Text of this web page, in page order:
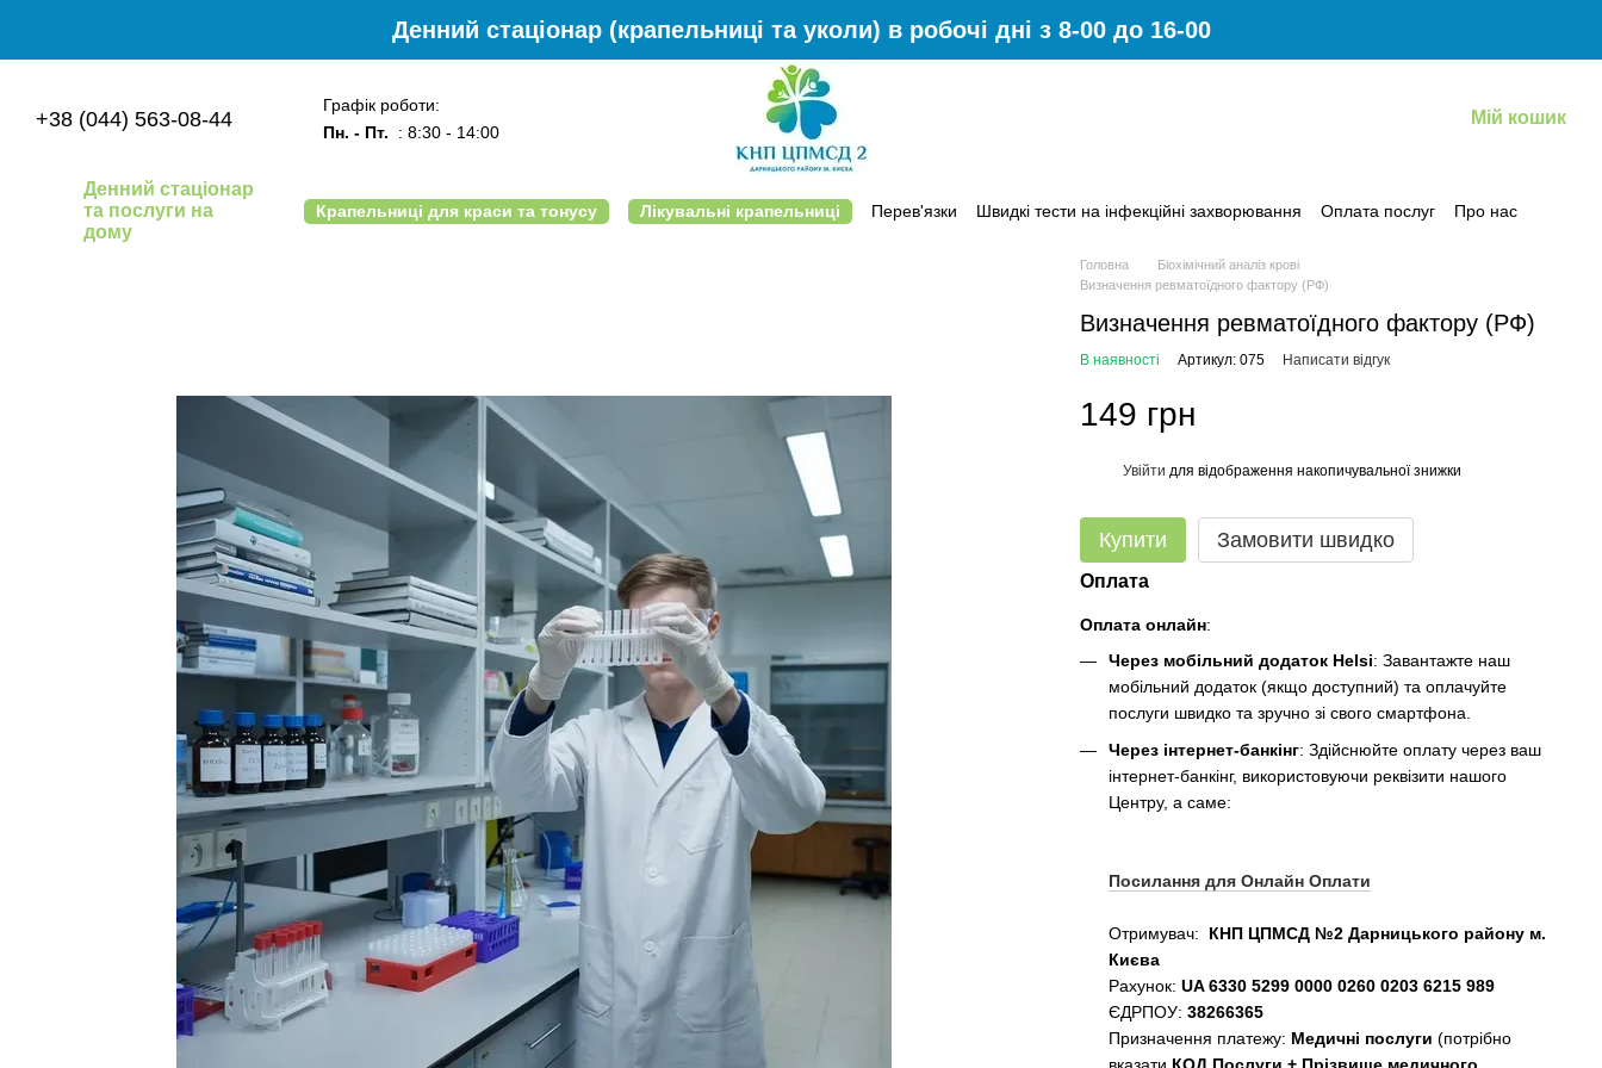
Денний стаціонар (крапельниці та уколи) в робочі дні з 8-00 до 16-00
+38 (044) 563-08-44
Графік роботи:
Пн. - Пт.
: 8:30 - 14:00
Мій кошик
Денний стаціонар
та послуги на
дому
Крапельниці для краси та тонусу Лікувальні крапельниці Перев'язки Швидкі тести на інфекційні захворювання Оплата послуг
Про нас
Головна
Біохімічний аналіз крові
Визначення ревматоїдного фактору (РФ)
Визначення ревматоїдного фактору (РФ)
В наявності Артикул: 075 Написати відгук
149 грн
Увійти для відображення накопичувальної знижки
Купити Замовити швидко
Оплата
Оплата онлайн:
Через мобільний додаток Helsi: Завантажте наш
мобільний додаток (якщо доступний) та оплачуйте
послуги швидко та зручно зі свого смартфона.
Через інтернет-банкінг: Здійснюйте оплату через ваш
інтернет-банкінг, використовуючи реквізити нашого
Центру, а саме:
Посилання для Онлайн Оплати
Отримувач:
КНП ЦПМСД №2 Дарницького району м.
Києва
Рахунок: UA 6330 5299 0000 0260 0203 6215 989
ЄДРПОУ: 38266365
Призначення платежу: Медичні послуги (потрібно
вказати КОД Послуги + Прізвище медичного